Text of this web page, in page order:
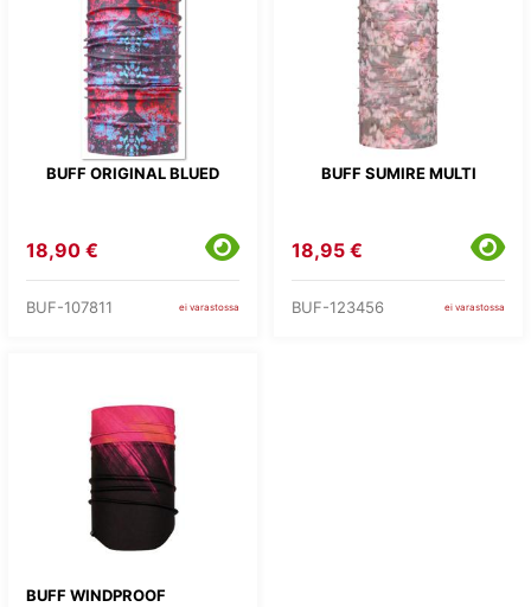
BUFF ORIGINAL BLUED
18,90 €
BUF-107811 ei varastossa
BUFF SUMIRE MULTI
18,95 €
BUF-123456 ei varastossa
BUFF WINDPROOF